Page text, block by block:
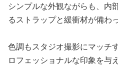
シンプルな外観ながらも、内
るストラップと緩衝材が備わ
色調もスタジオ撮影にマッチ
ロフェッショナルな印象を与